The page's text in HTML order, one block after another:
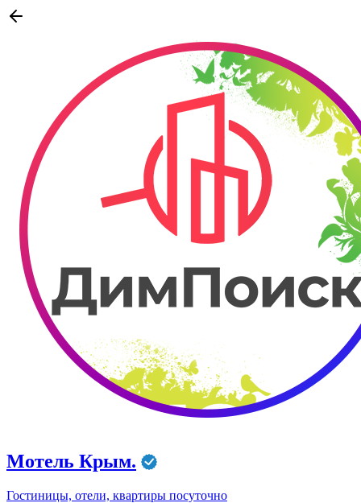
Мотель Крым.
Гостиницы, отели, квартиры посуточно